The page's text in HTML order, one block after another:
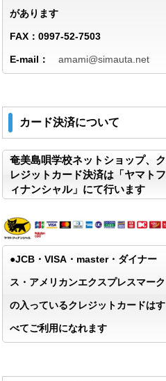
があります
FAX：0997-52-7503
E-mail： amami@simauta.net
カード決済について
奄美島唄学校ネットショップ、ク
レジットカード決済は「ヤマトフ
ィナンシャル」にて行います
●JCB・VISA・master・ダイナー
ス・アメリカンエクスプレスマーク
の入っているクレジットカードはす
べてご利用になれます